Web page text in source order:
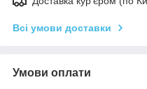
Всі умови доставки
Умови оплати